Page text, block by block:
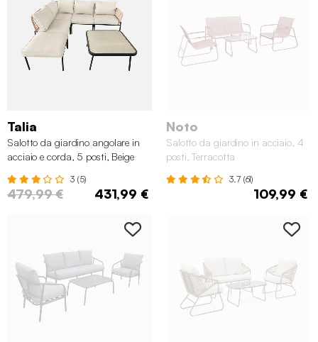
Talia
Salotto da giardino angolare in
acciaio e corda, 5 posti, Beige
3 (5)
479,99 € 431,99 €
Noto
Salotto da giardino in acciaio, 4
posti, Terracotta
3.7 (61)
109,99 €